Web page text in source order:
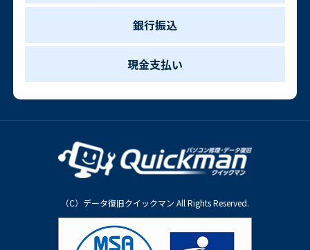
銀行振込
現金支払い
（C）データ復旧クイックマン All Rights Reserved.